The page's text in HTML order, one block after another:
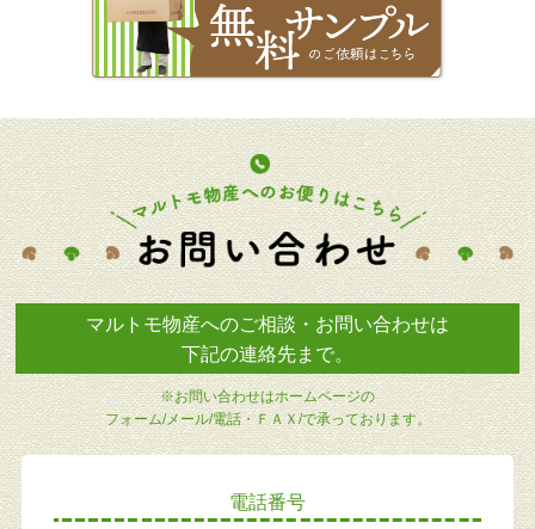
マルトモ物産へのご相談・お問い合わせは
下記の連絡先まで。
※お問い合わせはホームページの
フォーム/メール/電話・ＦＡＸ/で承っております。
電話番号